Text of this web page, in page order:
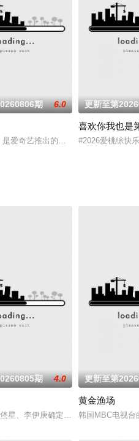
”都将带着真实感
首次引入“竞演+合宿”的双线叙事，
述巍,戴军,瞿颖,汪涵,尹浩宇,袁一琦
期 6.0
是爱奇艺推出的美食竞技类真人秀 ，
更新至第
喜欢你我也是
#2026爱桃综快
的亲爱将解开出题者用固有知
名号，成为备受瞩目的主厨，却多年
期 4.0
星、李伊庚确定成为SBS PLUS、
更新至第
黄金渔场
韩国MBC电视台